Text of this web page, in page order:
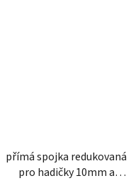
přímá spojka redukovaná
pro hadičky 10mm a